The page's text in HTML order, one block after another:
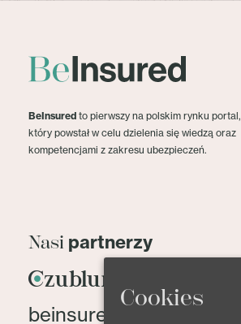
BeInsured to pierwszy na polskim rynku portal,
który powstał w celu dzielenia się wiedzą oraz
kompetencjami z zakresu ubezpieczeń.
Nasi partnerzy
beinsured@beinsured.pl
Cookies